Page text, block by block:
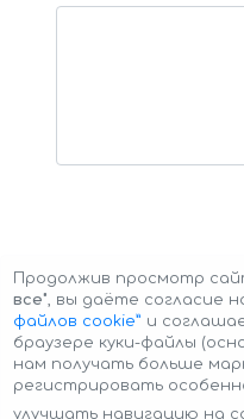
Авторские права ©
Продолжив просмотр
все", вы даёте согласие
файлов cookie” и
браузере куки-файлы
нам получать больше
регистрировать
улучшать навигацию на